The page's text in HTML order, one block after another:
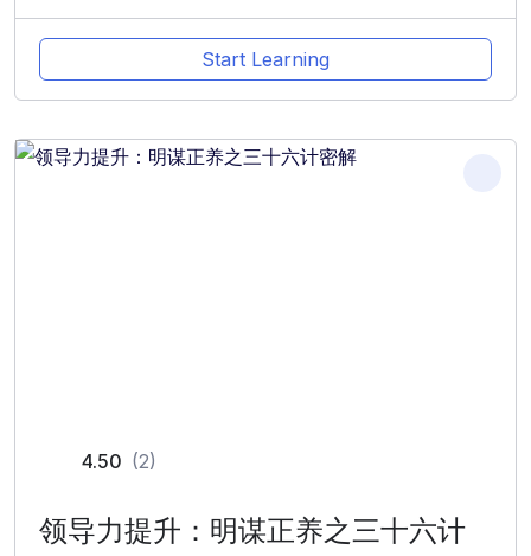
Start Learning
4.50 (2)
领导力提升：明谋正养之三十六计